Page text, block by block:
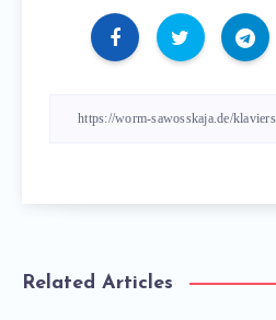
Related Articles